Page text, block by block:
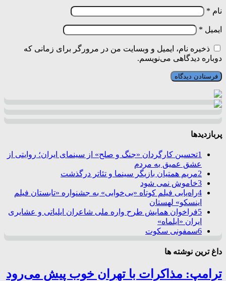
نام *
ایمیل *
ذخیره نام، ایمیل و وبسایت من در مرورگر برای زمانی که
دوباره دیدگاهی می‌نویسم.
پربازدیدها
1تحسین کارگردان «جنگ و صلح» از سینمای ایران؛ روایتی از
عشق عمیق به مردم
2مریم همتیان بازیگر سینما و تئاتر درگذشت
3خاموش نمی شود
4راه‌یابی فیلم کوتاه «بی‌خوابی» به جشنواره «تابستان فیلم
اینسکو» لهستان
5فراخوان همایش طرح واره ملی شاعران ایلیاتی و عشایری
ایران «ایلماه»
6سمفونی سکوت
داغ ترین نوشته ها
ترامپ: مذاکرات با تهران خوب پیش می‌رود